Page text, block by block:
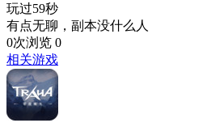
玩过59秒
有点无聊，副本没什么人
0次浏览 0
相关游戏